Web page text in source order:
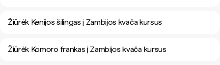
Žiūrėk Kenijos šilingas į Zambijos kvača kursus
Žiūrėk Komoro frankas į Zambijos kvača kursus